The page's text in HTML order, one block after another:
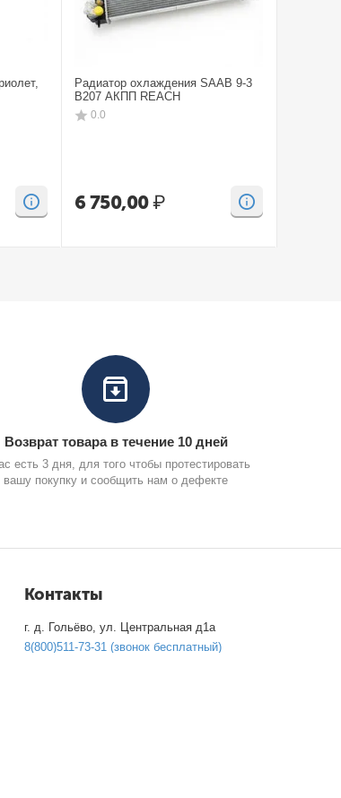
Радиатор охлаждения SAAB 9-3
B207 АКПП REACH
0.0
6 750,00₽
Возврат товара в течение 10 дней
есть 3 дня, для того чтобы протестировать
вашу покупку и сообщить нам о дефекте
Контакты
г. д. Гольёво, ул. Центральная д1а
8(800)511-73-31 (звонок бесплатный)